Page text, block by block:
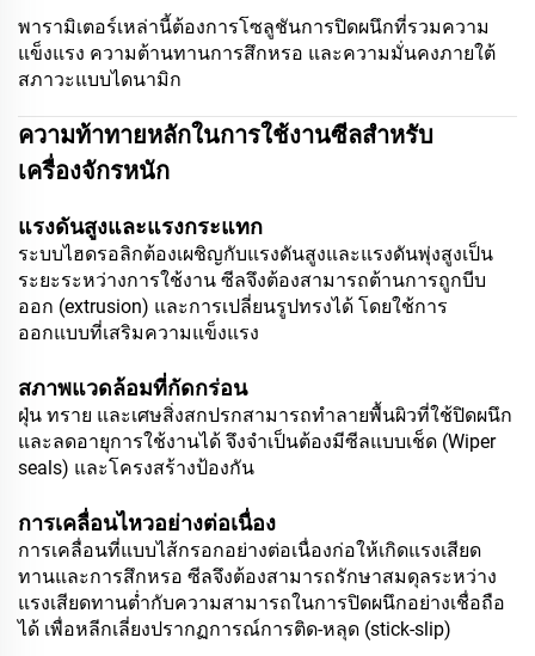
พารามิเตอร์เหล่านี้ต้องการโซลูชันการปิดผนึกที่รวมความ
แข็งแรง ความต้านทานการสึกหรอ และความมั่นคงภายใต้
สภาวะแบบไดนามิก
ความท้าทายหลักในการใช้งานซีลสำหรับ
เครื่องจักรหนัก
แรงดันสูงและแรงกระแทก
ระบบไฮดรอลิกต้องเผชิญกับแรงดันสูงและแรงดันพุ่งสูงเป็น
ระยะระหว่างการใช้งาน ซีลจึงต้องสามารถต้านการถูกบีบ
ออก (extrusion) และการเปลี่ยนรูปทรงได้ โดยใช้การ
ออกแบบที่เสริมความแข็งแรง
สภาพแวดล้อมที่กัดกร่อน
ฝุ่น ทราย และเศษสิ่งสกปรกสามารถทำลายพื้นผิวที่ใช้ปิดผนึก
และลดอายุการใช้งานได้ จึงจำเป็นต้องมีซีลแบบเช็ด (Wiper
seals) และโครงสร้างป้องกัน
การเคลื่อนไหวอย่างต่อเนื่อง
การเคลื่อนที่แบบไส้กรอกอย่างต่อเนื่องก่อให้เกิดแรงเสียด
ทานและการสึกหรอ ซีลจึงต้องสามารถรักษาสมดุลระหว่าง
แรงเสียดทานต่ำกับความสามารถในการปิดผนึกอย่างเชื่อถือ
ได้ เพื่อหลีกเลี่ยงปรากฏการณ์การติด-หลุด (stick-slip)